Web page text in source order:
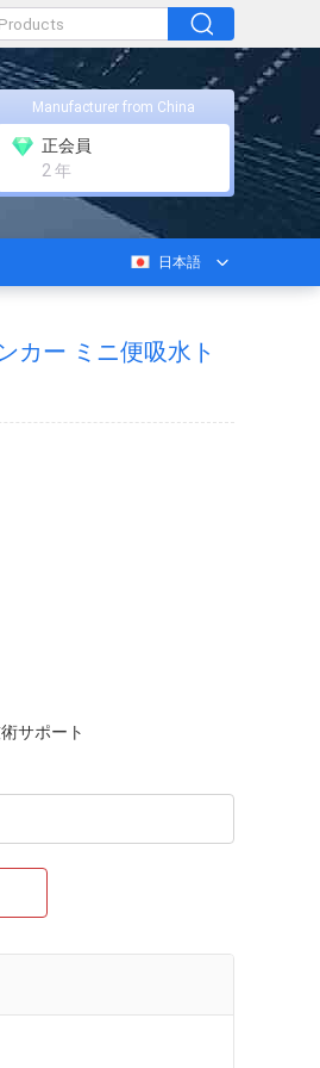
Manufacturer from China
正会員
2 年
日本語
カー ミニ便吸水ト
サポート